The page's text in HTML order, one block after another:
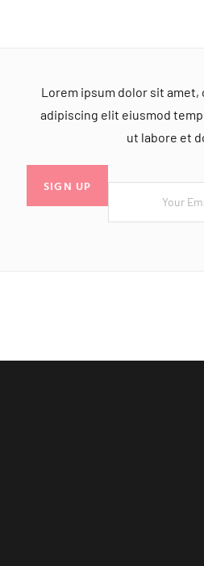
Lorem ipsum dolor sit
adipiscing elit eiusmod
ut labore et
SIGN UP